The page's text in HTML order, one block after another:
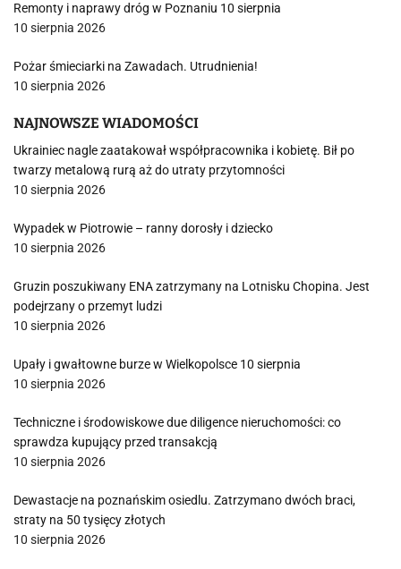
Remonty i naprawy dróg w Poznaniu 10 sierpnia
10 sierpnia 2026
Pożar śmieciarki na Zawadach. Utrudnienia!
10 sierpnia 2026
NAJNOWSZE WIADOMOŚCI
Ukrainiec nagle zaatakował współpracownika i kobietę. Bił po
twarzy metalową rurą aż do utraty przytomności
10 sierpnia 2026
Wypadek w Piotrowie – ranny dorosły i dziecko
10 sierpnia 2026
Gruzin poszukiwany ENA zatrzymany na Lotnisku Chopina. Jest
podejrzany o przemyt ludzi
10 sierpnia 2026
Upały i gwałtowne burze w Wielkopolsce 10 sierpnia
10 sierpnia 2026
Techniczne i środowiskowe due diligence nieruchomości: co
sprawdza kupujący przed transakcją
10 sierpnia 2026
Dewastacje na poznańskim osiedlu. Zatrzymano dwóch braci,
straty na 50 tysięcy złotych
10 sierpnia 2026